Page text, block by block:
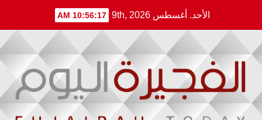
content
الأحد. أغسطس 9th, 2026 10:56:17 AM